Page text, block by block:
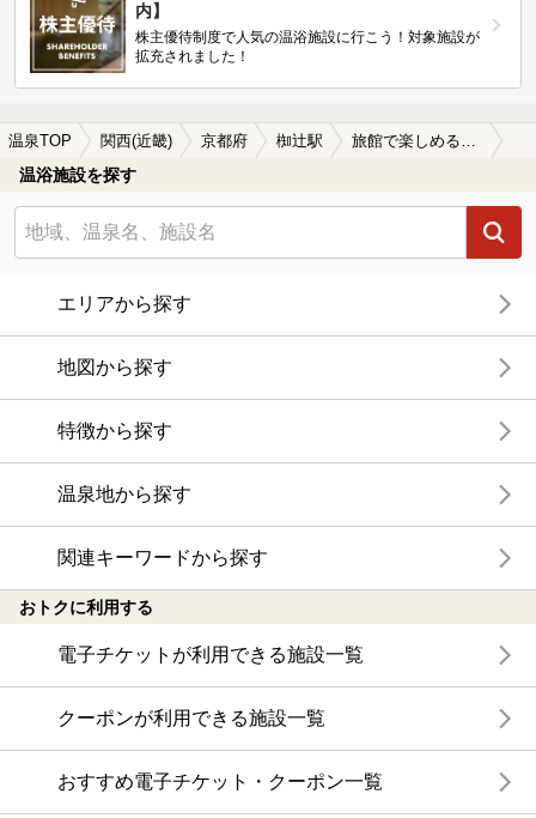
内】
株主優待制度で人気の温浴施設に行こう！対象施設が
拡充されました！
温泉TOP 関西(近畿) 京都府 椥辻駅 旅館で楽しめる椥辻駅近くの温泉、日帰り温泉、スーパー銭湯おすすめ
温浴施設を探す
エリアから探す
地図から探す
特徴から探す
温泉地から探す
関連キーワードから探す
おトクに利用する
電子チケットが利用できる施設一覧
クーポンが利用できる施設一覧
おすすめ電子チケット・クーポン一覧